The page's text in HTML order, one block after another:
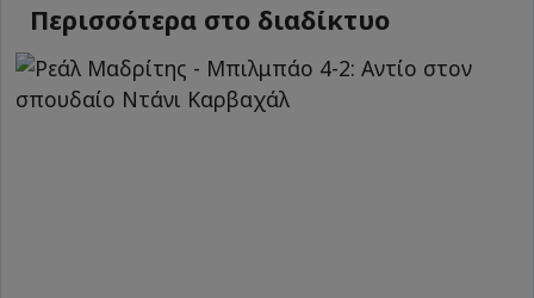
Περισσότερα στο διαδίκτυο